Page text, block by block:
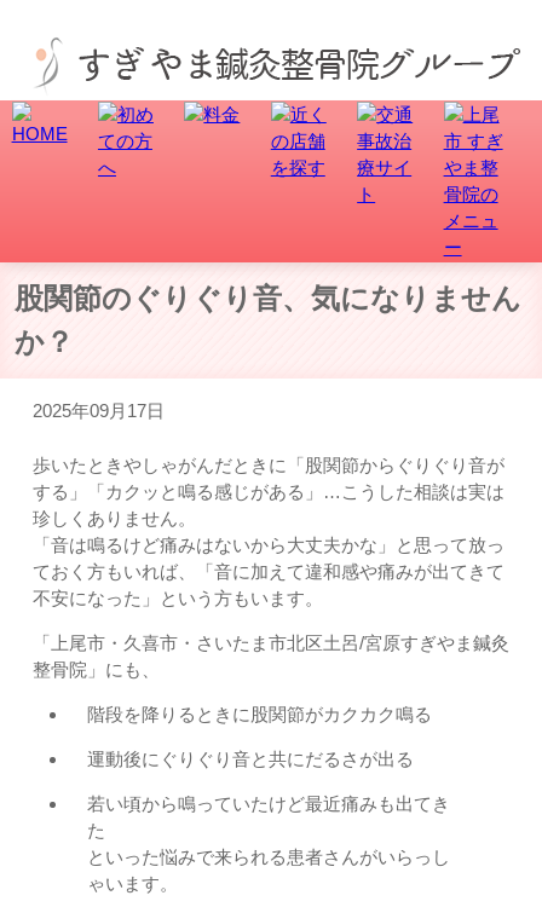
股関節のぐりぐり音、気になりません
か？
2025年09月17日
歩いたときやしゃがんだときに「股関節からぐりぐり音が
する」「カクッと鳴る感じがある」…こうした相談は実は
珍しくありません。
「音は鳴るけど痛みはないから大丈夫かな」と思って放っ
ておく方もいれば、「音に加えて違和感や痛みが出てきて
不安になった」という方もいます。
「上尾市・久喜市・さいたま市北区土呂/宮原すぎやま鍼灸
整骨院」にも、
階段を降りるときに股関節がカクカク鳴る
運動後にぐりぐり音と共にだるさが出る
若い頃から鳴っていたけど最近痛みも出てき
た
といった悩みで来られる患者さんがいらっし
ゃいます。